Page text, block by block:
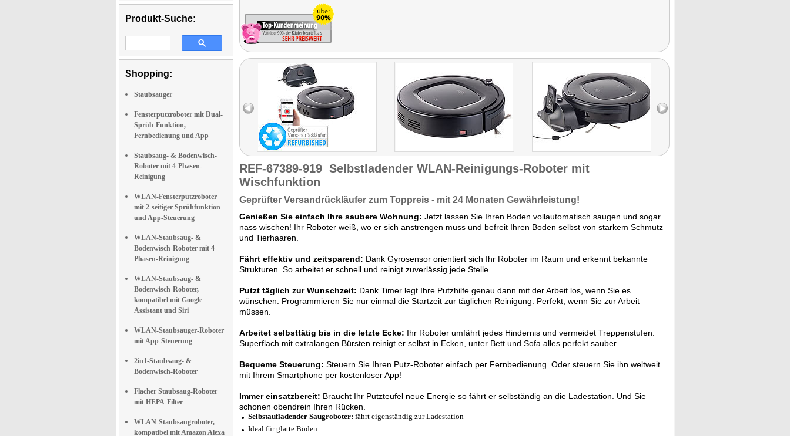
Produkt-Suche:
Shopping:
Staubsauger
Fensterputzroboter mit Dual-
Sprüh-Funktion,
Fernbedienung und App
Staubsaug- & Bodenwisch-
Roboter mit 4-Phasen-
Reinigung
WLAN-Fensterputzroboter
mit 2-seitiger Sprühfunktion
und App-Steuerung
WLAN-Staubsaug- &
Bodenwisch-Roboter mit 4-
Phasen-Reinigung
WLAN-Staubsaug- &
Bodenwisch-Roboter,
kompatibel mit Google
Assistant und Siri
WLAN-Staubsauger-Roboter
mit App-Steuerung
2in1-Staubsaug- &
Bodenwisch-Roboter
Flacher Staubsaug-Roboter
mit HEPA-Filter
WLAN-Staubsaugroboter,
kompatibel mit Amazon Alexa
REF-67389-919 Selbstladender WLAN-Reinigungs-Roboter mit
Wischfunktion
Geprüfter Versandrückläufer zum Toppreis - mit 24 Monaten Gewährleistung!
Genießen Sie einfach Ihre saubere Wohnung: Jetzt lassen Sie Ihren Boden vollautomatisch saugen und sogar
nass wischen! Ihr Roboter weiß, wo er sich anstrengen muss und befreit Ihren Boden selbst von starkem Schmutz
und Tierhaaren.
Fährt effektiv und zeitsparend: Dank Gyrosensor orientiert sich Ihr Roboter im Raum und erkennt bekannte
Strukturen. So arbeitet er schnell und reinigt zuverlässig jede Stelle.
Putzt täglich zur Wunschzeit: Dank Timer legt Ihre Putzhilfe genau dann mit der Arbeit los, wenn Sie es
wünschen. Programmieren Sie nur einmal die Startzeit zur täglichen Reinigung. Perfekt, wenn Sie zur Arbeit
müssen.
Arbeitet selbsttätig bis in die letzte Ecke: Ihr Roboter umfährt jedes Hindernis und vermeidet Treppenstufen.
Superflach mit extralangen Bürsten reinigt er selbst in Ecken, unter Bett und Sofa alles perfekt sauber.
Bequeme Steuerung: Steuern Sie Ihren Putz-Roboter einfach per Fernbedienung. Oder steuern Sie ihn weltweit
mit Ihrem Smartphone per kostenloser App!
Immer einsatzbereit: Braucht Ihr Putzteufel neue Energie so fährt er selbständig an die Ladestation. Und Sie
schonen obendrein Ihren Rücken.
Selbstaufladender Saugroboter: fährt eigenständig zur Ladestation
Ideal für glatte Böden